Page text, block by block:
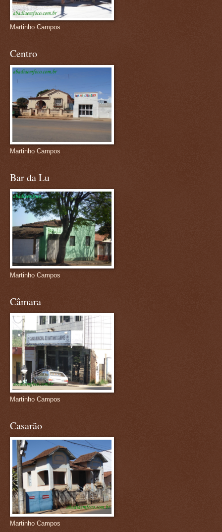
Martinho Campos
Centro
Martinho Campos
Bar da Lu
Martinho Campos
Câmara
Martinho Campos
Casarão
Martinho Campos